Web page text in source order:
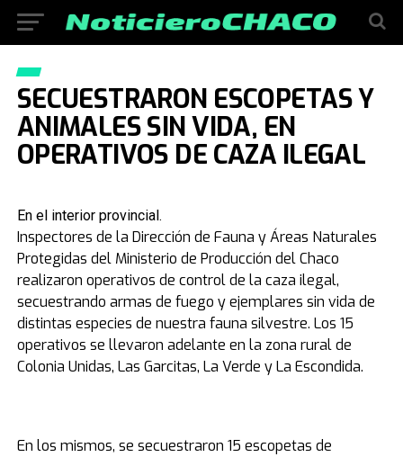
SECUESTRARON ESCOPETAS Y
ANIMALES SIN VIDA, EN
OPERATIVOS DE CAZA ILEGAL
En el interior provincial.
Inspectores de la Dirección de Fauna y Áreas Naturales
Protegidas del Ministerio de Producción del Chaco
realizaron operativos de control de la caza ilegal,
secuestrando armas de fuego y ejemplares sin vida de
distintas especies de nuestra fauna silvestre. Los 15
operativos se llevaron adelante en la zona rural de
Colonia Unidas, Las Garcitas, La Verde y La Escondida.
En los mismos, se secuestraron 15 escopetas de